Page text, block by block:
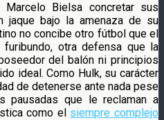
Bielsa concretar sus
jaque bajo la amenaza de su
no concibe otro fútbol que el
otra defensa que la
del balón ni principios
ideal. Como Hulk, su carácter
de detenerse ante nada pese
pausadas que le reclaman a
como el siempre complejo